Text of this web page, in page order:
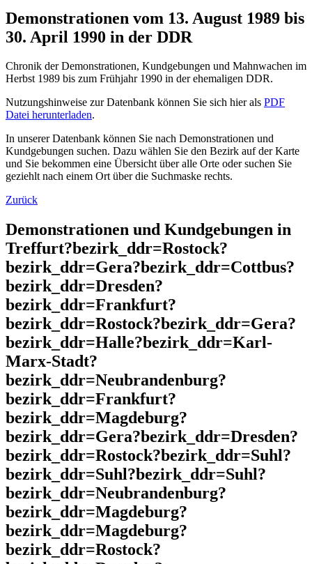
Demonstrationen vom 13. August 1989 bis
30. April 1990 in der DDR
Chronik der Demonstrationen, Kundgebungen und Mahnwachen im
Herbst 1989 bis zum Frühjahr 1990 in der ehemaligen DDR.
Nutzungshinweise zur Datenbank können Sie sich hier als PDF
Datei herunterladen.
In unserer Datenbank können Sie nach Demonstrationen und
Kundgebungen suchen. Dazu wählen Sie den Bezirk auf der Karte
und Sie bekommen eine Übersicht über alle Orte oder suchen Sie
geziehlt nach einem Ort über die Suchmaske rechts.
Zurück
Demonstrationen und Kundgebungen in
Treffurt?bezirk_ddr=Rostock?
bezirk_ddr=Gera?bezirk_ddr=Cottbus?
bezirk_ddr=Dresden?
bezirk_ddr=Frankfurt?
bezirk_ddr=Rostock?bezirk_ddr=Gera?
bezirk_ddr=Halle?bezirk_ddr=Karl-
Marx-Stadt?
bezirk_ddr=Neubrandenburg?
bezirk_ddr=Frankfurt?
bezirk_ddr=Magdeburg?
bezirk_ddr=Gera?bezirk_ddr=Dresden?
bezirk_ddr=Rostock?bezirk_ddr=Suhl?
bezirk_ddr=Suhl?bezirk_ddr=Suhl?
bezirk_ddr=Neubrandenburg?
bezirk_ddr=Magdeburg?
bezirk_ddr=Magdeburg?
bezirk_ddr=Rostock?